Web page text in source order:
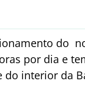
do
por dia e
do interior da